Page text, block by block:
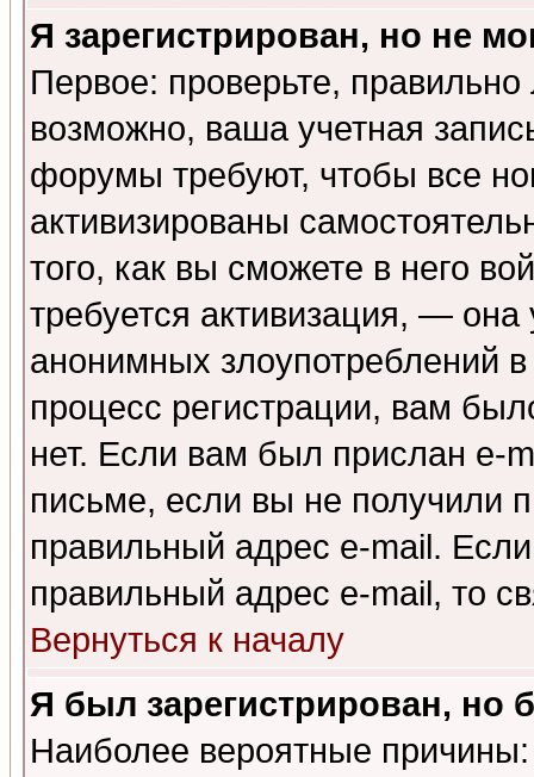
Я зарегистрирован, но не
Первое: проверьте,
возможно, ваша учетная
форумы требуют, чтобы все
активизированы
того, как вы сможете в него
требуется активизация, —
анонимных злоупотреблений
процесс регистрации, вам
нет. Если вам был прислан e-
письме, если вы не получили
правильный адрес e-mail.
правильный адрес e-mail, то
Вернуться к началу
Я был зарегистрирован, но
Наиболее вероятные